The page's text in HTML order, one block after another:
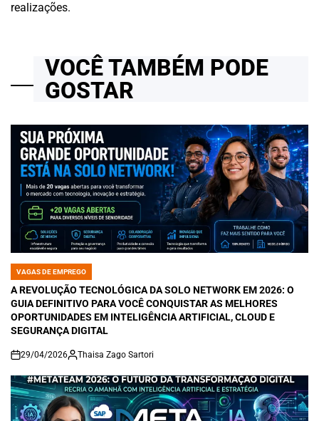
realizações.
VOCÊ TAMBÉM PODE
GOSTAR
POSTED
IN
VAGAS DE EMPREGO
A REVOLUÇÃO TECNOLÓGICA DA SOLO NETWORK EM 2026: O
GUIA DEFINITIVO PARA VOCÊ CONQUISTAR AS MELHORES
OPORTUNIDADES EM INTELIGÊNCIA ARTIFICIAL, CLOUD E
SEGURANÇA DIGITAL
on
29/04/2026 Thaisa Zago Sartori